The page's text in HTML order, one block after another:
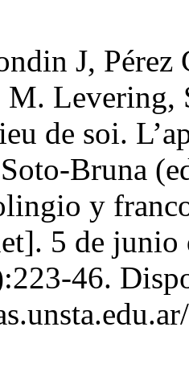
J,
M.
de soi.
Bruna
y
5 de junio
46.